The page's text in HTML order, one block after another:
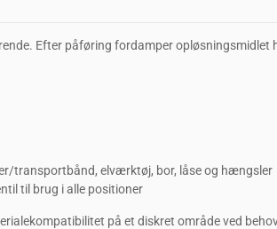
Efter påføring fordamper opløsningsmidlet
transportbånd, elværktøj, bor, låse og hængsler
til brug i alle positioner
på et diskret område ved